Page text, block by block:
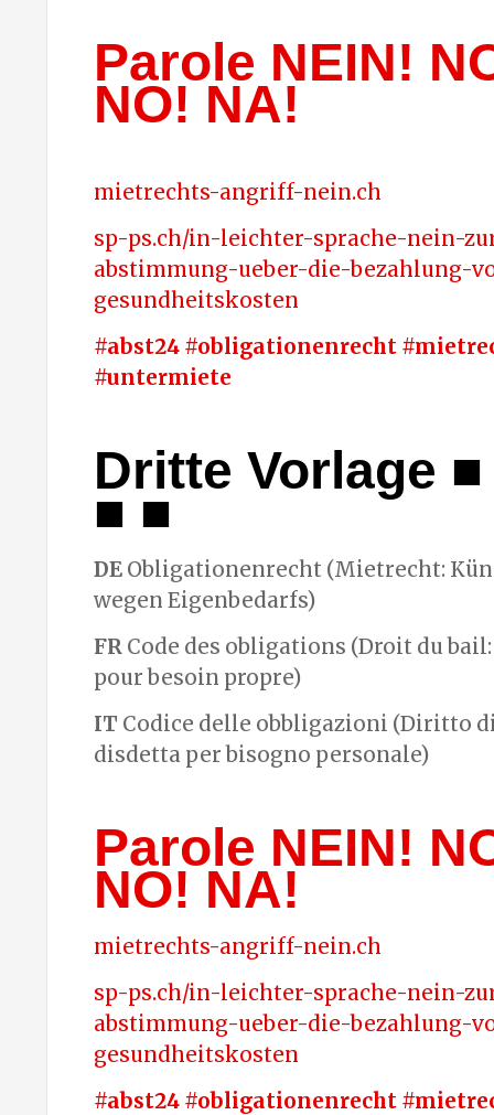
Parole NEIN!
NO! NA!
mietrechts-angriff-nein.ch
sp-ps.ch/in-leichter-sprache-nein-
abstimmung-ueber-die-bezahlung-
gesundheitskosten
#abst24 #obligationenrecht
#untermiete
Dritte Vorlage
■ ■
DE Obligationenrecht (Mietrecht:
wegen Eigenbedarfs)
FR Code des obligations (Droit du
pour besoin propre)
IT Codice delle obbligazioni (Diritto
disdetta per bisogno personale)
Parole NEIN!
NO! NA!
mietrechts-angriff-nein.ch
sp-ps.ch/in-leichter-sprache-nein-
abstimmung-ueber-die-bezahlung-
gesundheitskosten
#abst24 #obligationenrecht